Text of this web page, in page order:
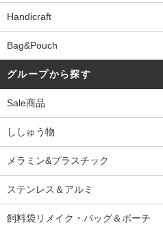
Handicraft
Bag&Pouch
グループから探す
Sale商品
ししゅう物
メラミン&プラスチック
ステンレス＆アルミ
飼料袋リメイク・バッグ＆ポーチ